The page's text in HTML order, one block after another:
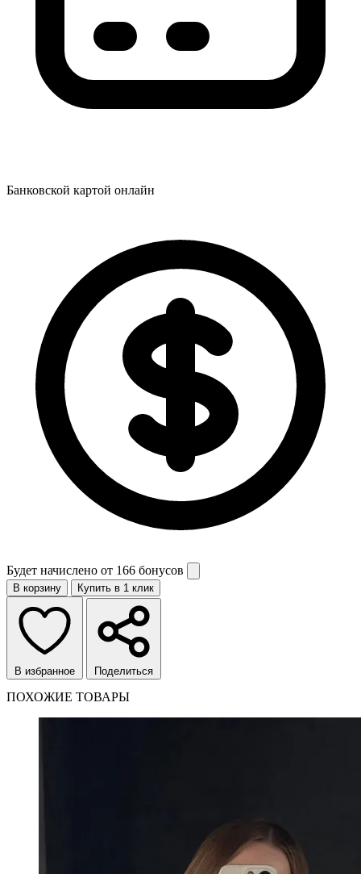
Банковской картой онлайн
Будет начислено от 166 бонусов
В корзину Купить в 1 клик
В избранное Поделиться
ПОХОЖИЕ ТОВАРЫ